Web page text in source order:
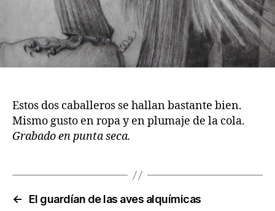
Estos dos caballeros se hallan bastante bien.
Mismo gusto en ropa y en plumaje de la cola.
Grabado en punta seca.
←
El guardían de las aves alquímicas